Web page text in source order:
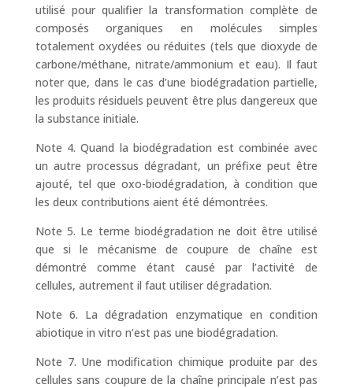
utilisé pour qualifier la transformation complète de
composés organiques en molécules simples
totalement oxydées ou réduites (tels que dioxyde de
carbone/méthane, nitrate/ammonium et eau). Il faut
noter que, dans le cas d’une biodégradation partielle,
les produits résiduels peuvent être plus dangereux que
la substance initiale.
Note 4. Quand la biodégradation est combinée avec
un autre processus dégradant, un préfixe peut être
ajouté, tel que oxo-biodégradation, à condition que
les deux contributions aient été démontrées.
Note 5. Le terme biodégradation ne doit être utilisé
que si le mécanisme de coupure de chaîne est
démontré comme étant causé par l’activité de
cellules, autrement il faut utiliser dégradation.
Note 6. La dégradation enzymatique en condition
abiotique in vitro n’est pas une biodégradation.
Note 7. Une modification chimique produite par des
cellules sans coupure de la chaîne principale n’est pas